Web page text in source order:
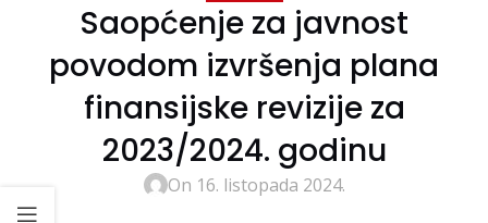
Saopćenje za javnost
povodom izvršenja plana
finansijske revizije za
2023/2024. godinu
On 16. listopada 2024.